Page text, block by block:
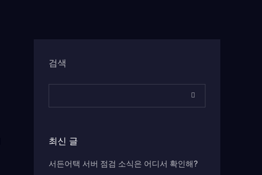
검색
최신 글
서든어택 서버 점검 소식은 어디서 확인해?